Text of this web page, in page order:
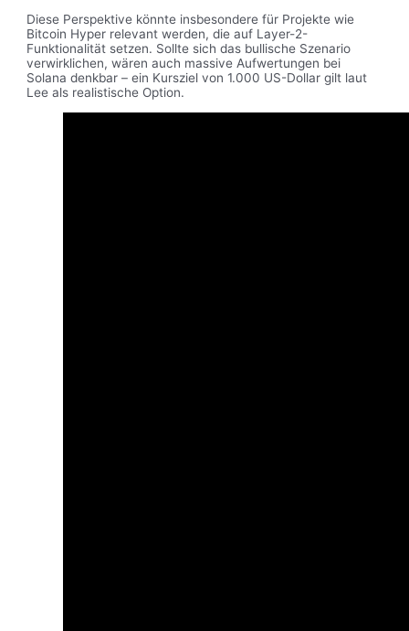
Diese Perspektive könnte insbesondere für Projekte wie
Bitcoin Hyper relevant werden, die auf Layer-2-
Funktionalität setzen. Sollte sich das bullische Szenario
verwirklichen, wären auch massive Aufwertungen bei
Solana denkbar – ein Kursziel von 1.000 US-Dollar gilt laut
Lee als realistische Option.